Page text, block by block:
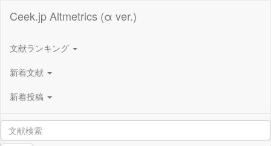
Ceek.jp Altmetrics (α ver.)
文献ランキング
新着文献
新着投稿